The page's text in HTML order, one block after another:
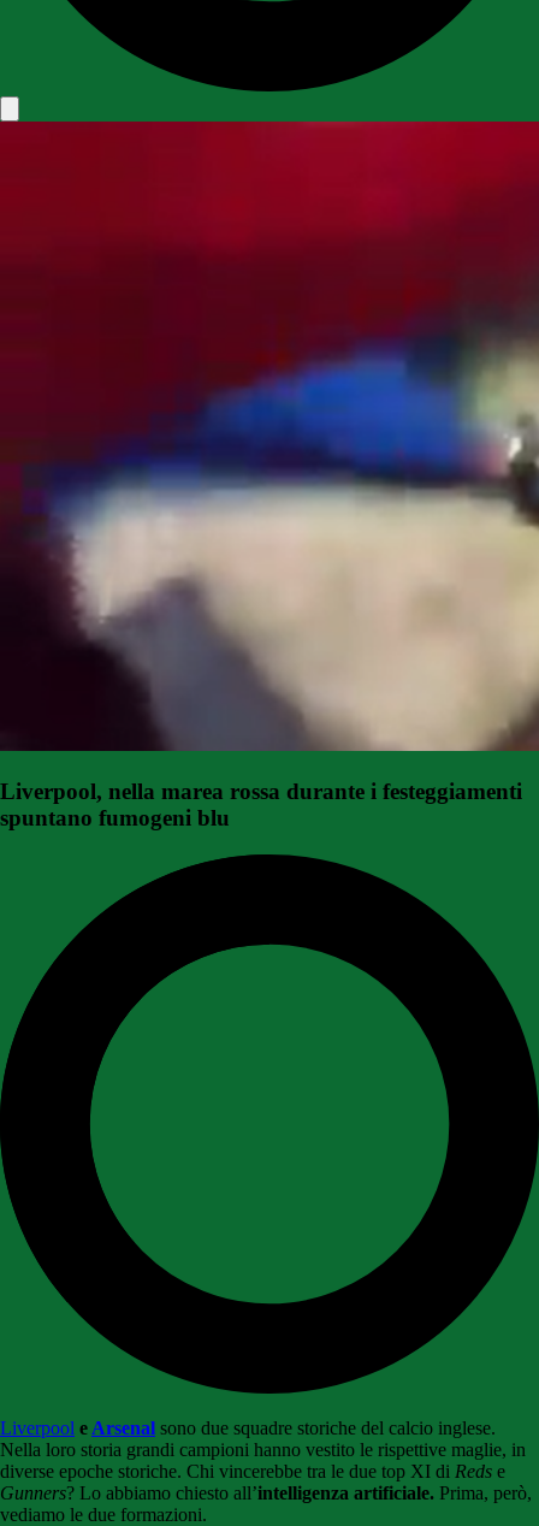
Liverpool, nella marea rossa durante i festeggiamenti
spuntano fumogeni blu
Liverpool e Arsenal sono due squadre storiche del calcio inglese.
Nella loro storia grandi campioni hanno vestito le rispettive maglie, in
diverse epoche storiche. Chi vincerebbe tra le due top XI di Reds e
Gunners? Lo abbiamo chiesto all’intelligenza artificiale. Prima, però,
vediamo le due formazioni.